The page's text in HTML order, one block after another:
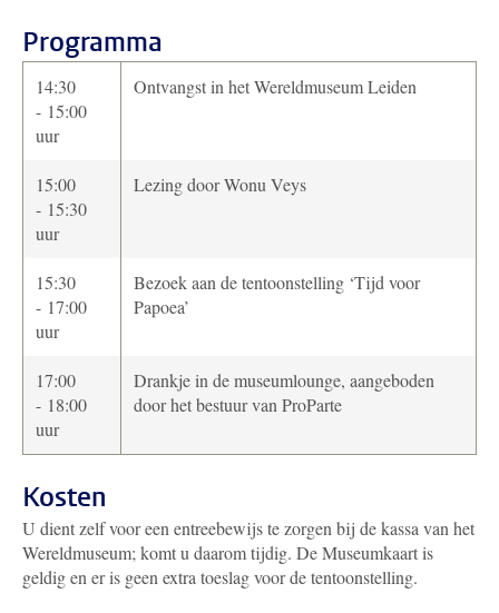
Programma
14:30
- 15:00
uur
Ontvangst in het Wereldmuseum Leiden
15:00
- 15:30
uur
Lezing door Wonu Veys
15:30
- 17:00
uur
Bezoek aan de tentoonstelling ‘Tijd voor
Papoea’
17:00
- 18:00
uur
Drankje in de museumlounge, aangeboden
door het bestuur van ProParte
Kosten
U dient zelf voor een entreebewijs te zorgen bij de kassa van het
Wereldmuseum; komt u daarom tijdig. De Museumkaart is
geldig en er is geen extra toeslag voor de tentoonstelling.